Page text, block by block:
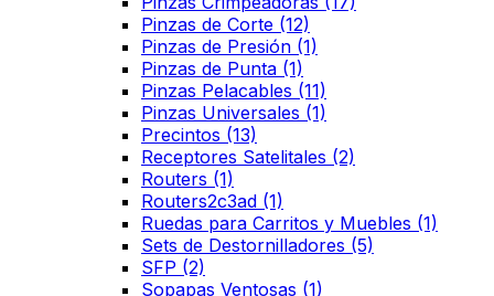
Pinzas de Corte (12)
Pinzas de Presión (1)
Pinzas de Punta (1)
Pinzas Pelacables (11)
Pinzas Universales (1)
Precintos (13)
Receptores Satelitales (2)
Routers (1)
Routers2c3ad (1)
Ruedas para Carritos y Muebles (1)
Sets de Destornilladores (5)
SFP (2)
Sopapas Ventosas (1)